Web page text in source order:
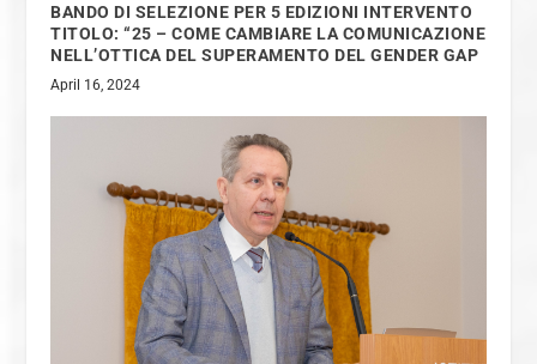
BANDO DI SELEZIONE PER 5 EDIZIONI INTERVENTO
TITOLO: “25 – COME CAMBIARE LA COMUNICAZIONE
NELL’OTTICA DEL SUPERAMENTO DEL GENDER GAP
April 16, 2024